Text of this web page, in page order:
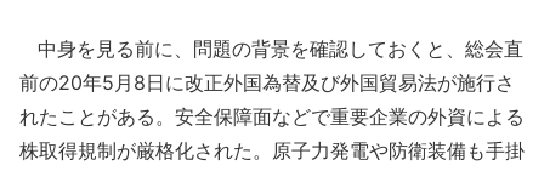
中身を見る前に、問題の背景を確認しておくと、総会直
前の20年5月8日に改正外国為替及び外国貿易法が施行さ
れたことがある。安全保障面などで重要企業の外資による
株取得規制が厳格化された。原子力発電や防衛装備も手掛